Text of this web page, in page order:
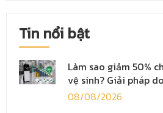
Tin nổi bật
Làm sao giảm 50%
vệ sinh? Giải pháp
08/08/2026